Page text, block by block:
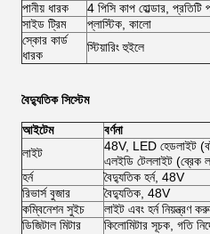
পানীয় ধারক
4 পিসি কাপ হোল্ডার, প্রতিটি
সাইড ট্রিম
প্লাস্টিক, কালো
স্কোর কার্ড
ধারক
স্টিয়ারিং হুইলে
বৈদ্যুতিক সিস্টেম
আইটেম
বর্ণনা
লাইট
48V, LED হেডলাইট
এলইডি টেললাইট (ব্রেক
হর্ন
বৈদ্যুতিক হর্ন, 48V
রিভার্স বুজার
বৈদ্যুতিক, 48V
কম্বিনেশন সুইচ
লাইট এবং হর্ন নিয়ন্ত্রণ
ডিজিটাল মিটার
কিলোমিটার সূচক, গতি